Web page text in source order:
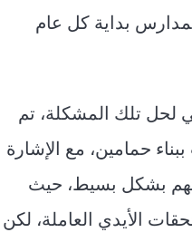
بداية كل عام
لحل تلك المشكلة، تم
حمامين، مع الإشارة
بشكل بسيط، حيث
الأيدي العاملة، لكن